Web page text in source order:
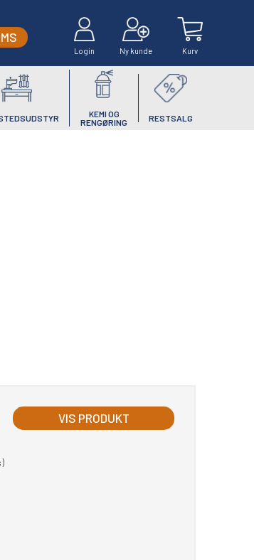
Login Ny kunde Kurv
KEMI OG
RENGØRING
RESTSALG
VIS PRODUKT